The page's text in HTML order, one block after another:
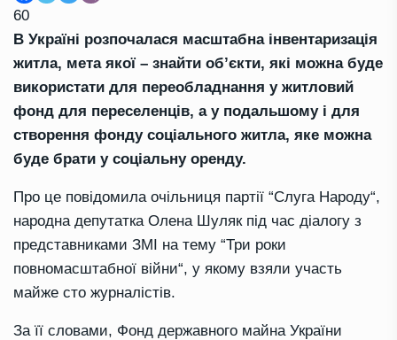
60
В Україні розпочалася масштабна інвентаризація
житла, мета якої – знайти обʼєкти, які можна буде
використати для переобладнання у житловий
фонд для переселенців, а у подальшому і для
створення фонду соціального житла, яке можна
буде брати у соціальну оренду.
Про це повідомила очільниця партії “Слуга Народу“,
народна депутатка Олена Шуляк під час діалогу з
представниками ЗМІ на тему “Три роки
повномасштабної війни“, у якому взяли участь
майже сто журналістів.
За її словами, Фонд державного майна України